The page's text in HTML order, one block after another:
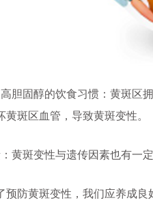
固醇的饮食习惯：黄斑区拥
黄斑区血管，导致黄斑变性。
斑变性与遗传因素也有一定
黄斑变性，我们应养成良